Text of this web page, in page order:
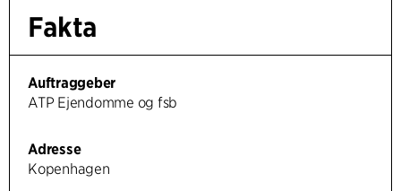
Fakta
Auftraggeber
ATP Ejendomme og fsb
Adresse
Kopenhagen